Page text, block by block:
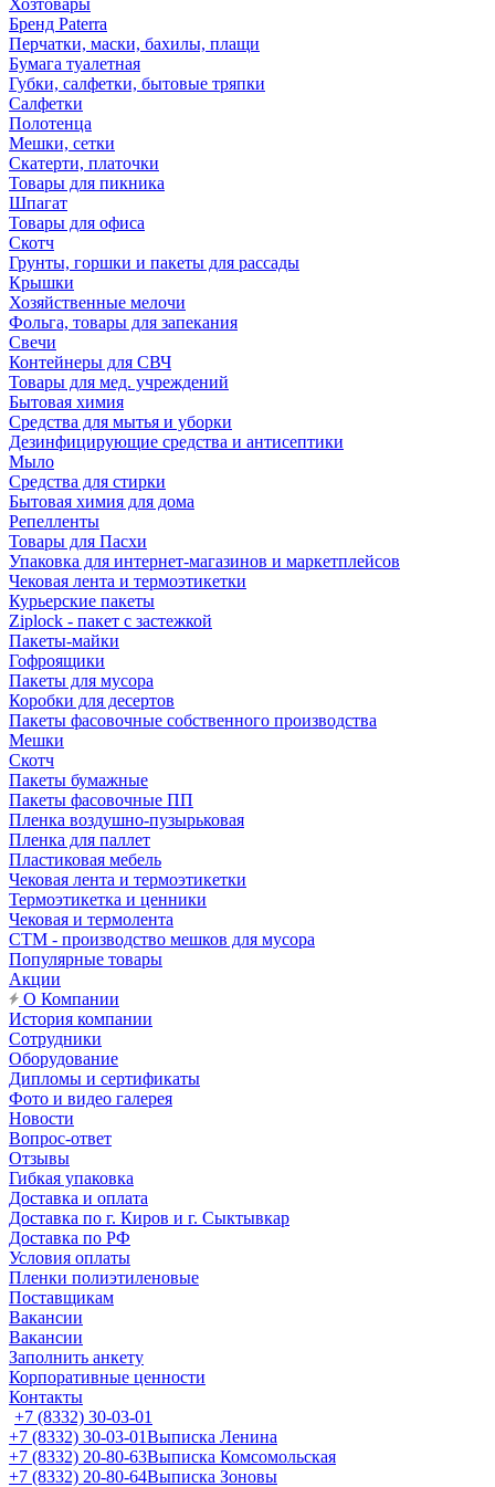
Хозтовары
Бренд Paterra
Перчатки, маски, бахилы, плащи
Бумага туалетная
Губки, салфетки, бытовые тряпки
Салфетки
Полотенца
Мешки, сетки
Скатерти, платочки
Товары для пикника
Шпагат
Товары для офиса
Скотч
Грунты, горшки и пакеты для рассады
Крышки
Хозяйственные мелочи
Фольга, товары для запекания
Свечи
Контейнеры для СВЧ
Товары для мед. учреждений
Бытовая химия
Средства для мытья и уборки
Дезинфицирующие средства и антисептики
Мыло
Средства для стирки
Бытовая химия для дома
Репелленты
Товары для Пасхи
Упаковка для интернет-магазинов и маркетплейсов
Чековая лента и термоэтикетки
Курьерские пакеты
Ziplock - пакет с застежкой
Пакеты-майки
Гофроящики
Пакеты для мусора
Коробки для десертов
Пакеты фасовочные собственного производства
Мешки
Скотч
Пакеты бумажные
Пакеты фасовочные ПП
Пленка воздушно-пузырьковая
Пленка для паллет
Пластиковая мебель
Чековая лента и термоэтикетки
Термоэтикетка и ценники
Чековая и термолента
СТМ - производство мешков для мусора
Популярные товары
Акции
О Компании
История компании
Сотрудники
Оборудование
Дипломы и сертификаты
Фото и видео галерея
Новости
Вопрос-ответ
Отзывы
Гибкая упаковка
Доставка и оплата
Доставка по г. Киров и г. Сыктывкар
Доставка по РФ
Условия оплаты
Пленки полиэтиленовые
Поставщикам
Вакансии
Вакансии
Заполнить анкету
Корпоративные ценности
Контакты
+7 (8332) 30-03-01
+7 (8332) 30-03-01Выписка Ленина
+7 (8332) 20-80-63Выписка Комсомольская
+7 (8332) 20-80-64Выписка Зоновы